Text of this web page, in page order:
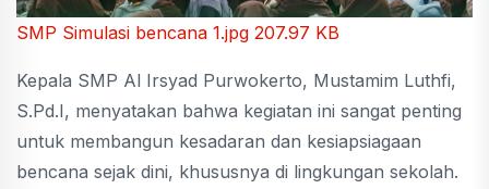
SMP Simulasi bencana 1.jpg 207.97 KB
Kepala SMP Al Irsyad Purwokerto, Mustamim Luthfi,
S.Pd.I, menyatakan bahwa kegiatan ini sangat penting
untuk membangun kesadaran dan kesiapsiagaan
bencana sejak dini, khususnya di lingkungan sekolah.